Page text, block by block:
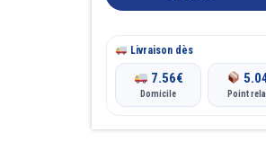
page
produit
Livraison dès
7.56€
Domicile Point